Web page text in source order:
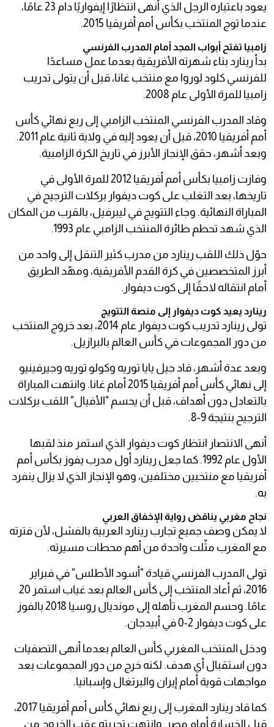
يعود باعتباره الرجل الذي أنهى انتظارًا إيفواريًا دام 23 عامًا،
عندما توج المنتخب بكأس أمم أفريقيا 2015.
زامبيا تفتح أبواب المجد أمام المدرب الفرنسي
بدأ رينارد بناء شهرته الأفريقية بعدما عمل مساعدًا
للفرنسي كلود لوروا مع منتخب غانا، قبل أن يتولى تدريب
زامبيا للمرة الأولى عام 2008.
وقاد المدرب الفرنسي المنتخب الزامبي إلى ربع نهائي كأس
أمم أفريقيا 2010، قبل أن يعود إليه في ولاية ثانية عام 2011.
وبعد أشهر، حقق الإنجاز الأبرز في تاريخ الكرة الزامبية.
وفازت زامبيا بكأس أمم أفريقيا 2012 للمرة الأولى في
تاريخها، بعد التغلب على كوت ديفوار بركلات الترجيح في
المباراة النهائية. وجاء التتويج في ليبرفيل، بالقرب من المكان
الذي شهد تحطم طائرة المنتخب الزامبي عام 1993.
حوّل ذلك اللقب رينارد من مدرب كثير التنقل إلى واحد من
أبرز المتخصصين في كرة القدم الأفريقية، ومهّد الطريق
أمام انتقاله لاحقًا إلى كوت ديفوار.
رينارد يعيد كوت ديفوار إلى منصة التتويج
تولى رينارد تدريب كوت ديفوار عام 2014، بعد خروج المنتخب
من دور المجموعات في كأس العالم بالبرازيل.
وبعد عدة أشهر، قاد جيل يايا توريه وكولو توريه وجيرفينيو
إلى نهائي كأس أمم أفريقيا 2015 أمام غانا. وانتهت المباراة
بالتعادل دون أهداف، قبل أن يحسم "الأفيال" اللقب بركلات
الترجيح بنتيجة 9-8.
أنهى الانتصار انتظار كوت ديفوار الذي استمر منذ لقبها
الأول عام 1992. كما جعل رينارد أول مدرب يفوز بكأس أمم
أفريقيا مع منتخبين مختلفين، وهو الإنجاز الذي لا يزال ينفرد
به.
نجاح مغربي يناقض رواية الإخفاق العربي
لا يمكن وصف جميع تجارب رينارد العربية بالفشل، لأن فترته
مع المغرب مثّلت واحدة من أهم محطات مسيرته.
تولى المدرب الفرنسي قيادة "أسود الأطلس" في فبراير
2016، ثم أعاد المنتخب إلى كأس العالم بعد غياب استمر 20
عامًا. وحسم المغرب تأهله إلى مونديال روسيا 2018 بالفوز
على كوت ديفوار 2-0 في أبيدجان.
ودخل المنتخب المغربي كأس العالم بعدما أنهى التصفيات
دون استقبال أي هدف. لكنه خرج من دور المجموعات بعد
مواجهات قوية أمام إيران والبرتغال وإسبانيا.
كما قاد رينارد المغرب إلى ربع نهائي كأس أمم أفريقيا 2017،
قبل الخسارة أمام مصر. وانتهت تجربته عقب الخروج من